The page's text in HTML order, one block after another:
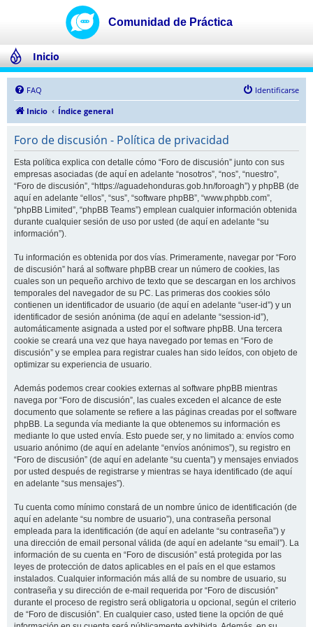
Inicio
FAQ
Identificarse
Inicio
Índice general
Foro de discusión - Política de privacidad
Esta política explica con detalle cómo “Foro de discusión” junto con sus
empresas asociadas (de aquí en adelante “nosotros”, “nos”, “nuestro”,
“Foro de discusión”, “https://aguadehonduras.gob.hn/foroagh”) y phpBB (de
aquí en adelante “ellos”, “sus”, “software phpBB”, “www.phpbb.com”,
“phpBB Limited”, “phpBB Teams”) emplean cualquier información obtenida
durante cualquier sesión de uso por usted (de aquí en adelante “su
información”).
Tu información es obtenida por dos vías. Primeramente, navegar por “Foro
de discusión” hará al software phpBB crear un número de cookies, las
cuales son un pequeño archivo de texto que se descargan en los archivos
temporales del navegador de su PC. Las primeras dos cookies sólo
contienen un identificador de usuario (de aquí en adelante “user-id”) y un
identificador de sesión anónima (de aquí en adelante “session-id”),
automáticamente asignada a usted por el software phpBB. Una tercera
cookie se creará una vez que haya navegado por temas en “Foro de
discusión” y se emplea para registrar cuales han sido leídos, con objeto de
optimizar su experiencia de usuario.
Además podemos crear cookies externas al software phpBB mientras
navega por “Foro de discusión”, las cuales exceden el alcance de este
documento que solamente se refiere a las páginas creadas por el software
phpBB. La segunda vía mediante la que obtenemos su información es
mediante lo que usted envía. Esto puede ser, y no limitado a: envíos como
usuario anónimo (de aquí en adelante “envíos anónimos”), su registro en
“Foro de discusión” (de aquí en adelante “su cuenta”) y mensajes enviados
por usted después de registrarse y mientras se haya identificado (de aquí
en adelante “sus mensajes”).
Tu cuenta como mínimo constará de un nombre único de identificación (de
aquí en adelante “su nombre de usuario”), una contraseña personal
empleada para la identificación (de aquí en adelante “su contraseña”) y
una dirección de email personal válida (de aquí en adelante “su email”). La
información de su cuenta en “Foro de discusión” está protegida por las
leyes de protección de datos aplicables en el país en el que estamos
instalados. Cualquier información más allá de su nombre de usuario, su
contraseña y su dirección de e-mail requerida por “Foro de discusión”
durante el proceso de registro será obligatoria u opcional, según el criterio
de “Foro de discusión”. En cualquier caso, usted tiene la opción de qué